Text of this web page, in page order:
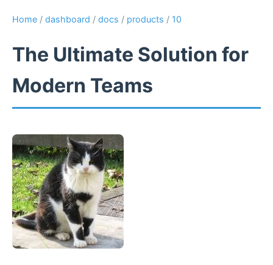
Home / dashboard / docs / products / 10
The Ultimate Solution for
Modern Teams